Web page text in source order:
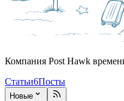
Компания Post Hawk
Статьи6Посты
Новые